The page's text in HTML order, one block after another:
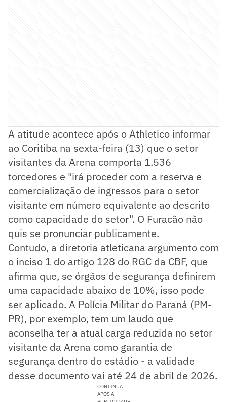
A atitude acontece após o Athletico informar
ao Coritiba na sexta-feira (13) que o setor
visitantes da Arena comporta 1.536
torcedores e "irá proceder com a reserva e
comercialização de ingressos para o setor
visitante em número equivalente ao descrito
como capacidade do setor". O Furacão não
quis se pronunciar publicamente.
Contudo, a diretoria atleticana argumento com
o inciso 1 do artigo 128 do RGC da CBF, que
afirma que, se órgãos de segurança definirem
uma capacidade abaixo de 10%, isso pode
ser aplicado. A Polícia Militar do Paraná (PM-
PR), por exemplo, tem um laudo que
aconselha ter a atual carga reduzida no setor
visitante da Arena como garantia de
segurança dentro do estádio - a validade
desse documento vai até 24 de abril de 2026.
CONTINUA
APÓS A